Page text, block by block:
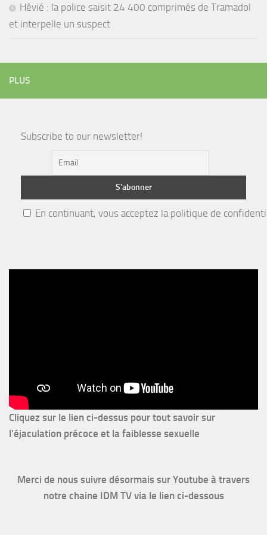
Hêvié : la police saisit 24 400 comprimés de Tramadol
et interpelle un suspect
PLUS
Subscribe to our newsletter!
En continuant, vous acceptez la politique de
Cliquez sur le lien ci-dessus pour tout savoir sur
l'éjaculation précoce et la faiblesse sexuelle
Merci de nous suivre désormais sur Youtube à travers
notre chaine IDM TV via le lien ci-dessous